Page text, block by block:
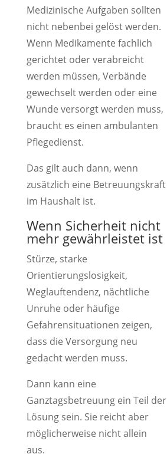
Medizinische Aufgaben sollten
nicht nebenbei gelöst werden.
Wenn Medikamente fachlich
gerichtet oder verabreicht
werden müssen, Verbände
gewechselt werden oder eine
Wunde versorgt werden muss,
braucht es einen ambulanten
Pflegedienst.
Das gilt auch dann, wenn
zusätzlich eine Betreuungskraft
im Haushalt ist.
Wenn Sicherheit nicht
mehr gewährleistet ist
Stürze, starke
Orientierungslosigkeit,
Weglauftendenz, nächtliche
Unruhe oder häufige
Gefahrensituationen zeigen,
dass die Versorgung neu
gedacht werden muss.
Dann kann eine
Ganztagsbetreuung ein Teil der
Lösung sein. Sie reicht aber
möglicherweise nicht allein
aus.